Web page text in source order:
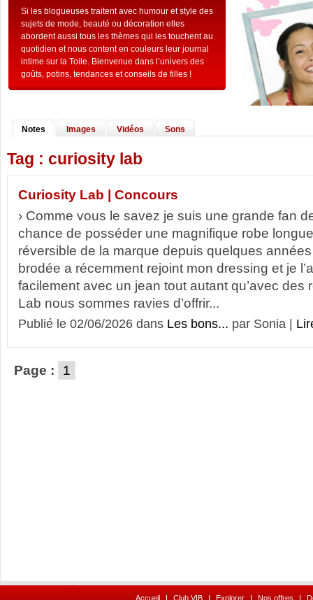
Si les blogueuses traitent avec humour et style des
sujets de mode, beauté ou décoration elles
abordent aussi tous les thèmes qui les touchent au
quotidien et nous content en couleurs leur journal
intime sur la Toile. Bienvenue dans l’univers des
goûts, potins, tendances et conseils de filles !
Notes Images Vidéos Sons
Tag : curiosity lab
Curiosity Lab | Concours
› Comme vous le savez je suis une grande fan
chance de posséder une magnifique robe
réversible de la marque depuis quelques
brodée a récemment rejoint mon dressing et je
facilement avec un jean tout autant qu’avec des
Lab nous sommes ravies d’offrir...
Publié le 02/06/2026 dans Les bons... par Sonia |
Page : 1
Accueil I Club VIB I Explorer I Nos offres I